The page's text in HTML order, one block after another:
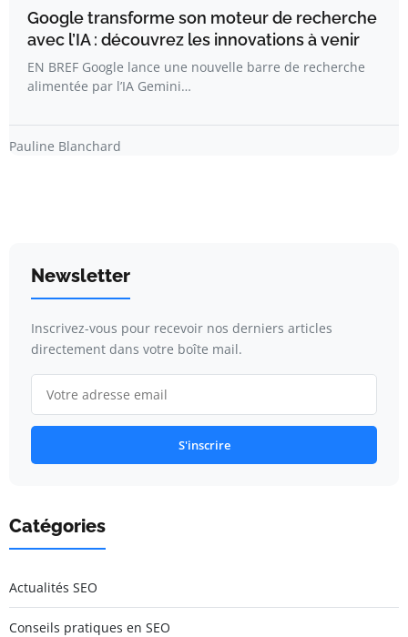
Google transforme son moteur de recherche
avec l’IA : découvrez les innovations à venir
EN BREF Google lance une nouvelle barre de recherche
alimentée par l’IA Gemini…
Pauline Blanchard
Newsletter
Inscrivez-vous pour recevoir nos derniers articles
directement dans votre boîte mail.
S'inscrire
Catégories
Actualités SEO
Conseils pratiques en SEO